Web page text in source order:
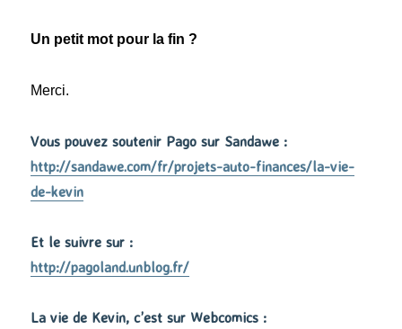
Un petit mot pour la fin ?
Merci.
Vous pouvez soutenir Pago sur Sandawe :
http://sandawe.com/fr/projets-auto-finances/la-vie-
de-kevin
Et le suivre sur :
http://pagoland.unblog.fr/
La vie de Kevin, c’est sur Webcomics :